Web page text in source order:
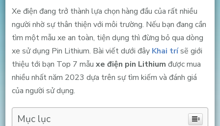
Xe điện đang trở thành lựa chọn hàng đầu của rất nhiều
người nhờ sự thân thiện với môi trường. Nếu bạn đang cần
tìm một mẫu xe an toàn, tiện dụng thì đừng bỏ qua dòng
xe sử dụng Pin Lithium. Bài viết dưới đây Khai trísẽ giới
thiệu tới bạn Top 7 mẫu xe điện pin Lithium được mua
nhiều nhất năm 2023 dựa trên sự tìm kiếm và đánh giá
của người sử dụng.
Mục lục